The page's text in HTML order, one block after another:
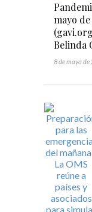
mayo
Belinda
8 de mayo de